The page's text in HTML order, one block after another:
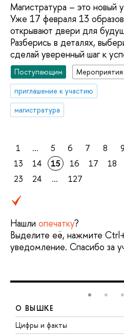
Магистратура – это новый
Уже 17 февраля 13
открывают двери для
Разберись в деталях,
сделай уверенный шаг к
Поступающим
Мероприятия
приглашение к участию
магистратура
1 ... 5 6 7 8 9
13
14 15 16 17 18
23
24 ... 127
Нашли опечатку?
Выделите её, нажмите
уведомление. Спасибо за
О ВЫШКЕ
Цифры и факты